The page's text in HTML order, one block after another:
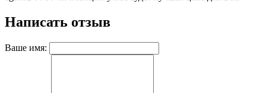
Написать отзыв
Ваше имя: